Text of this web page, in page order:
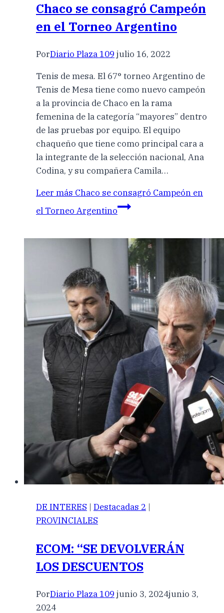
Chaco se consagró Campeón
en el Torneo Argentino
PorDiario Plaza 109 julio 16, 2022
Tenis de mesa. El 67° torneo Argentino de
Tenis de Mesa tiene como nuevo campeón
a la provincia de Chaco en la rama
femenina de la categoría “mayores” dentro
de las pruebas por equipo. El equipo
chaqueño que tiene como principal cara a
la integrante de la selección nacional, Ana
Codina, y su compañera Camila…
Leer más Chaco se consagró Campeón en
el Torneo Argentino
DE INTERES | Destacadas 2 |
PROVINCIALES
ECOM: “SE DEVOLVERÁN
LOS DESCUENTOS
PorDiario Plaza 109 junio 3, 2024junio 3,
2024